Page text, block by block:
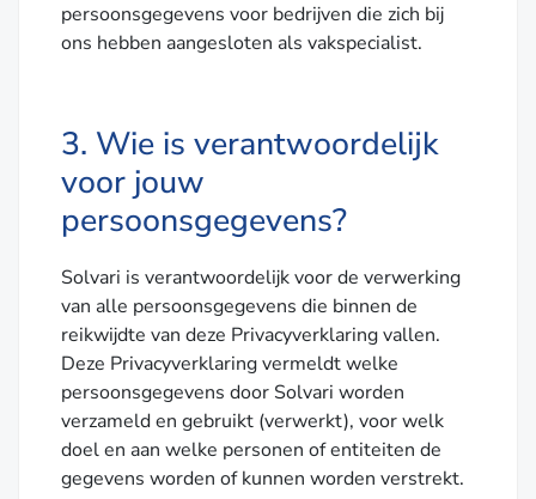
persoonsgegevens voor bedrijven die zich bij
ons hebben aangesloten als vakspecialist.
3. Wie is verantwoordelijk
voor jouw
persoonsgegevens?
Solvari is verantwoordelijk voor de verwerking
van alle persoonsgegevens die binnen de
reikwijdte van deze Privacyverklaring vallen.
Deze Privacyverklaring vermeldt welke
persoonsgegevens door Solvari worden
verzameld en gebruikt (verwerkt), voor welk
doel en aan welke personen of entiteiten de
gegevens worden of kunnen worden verstrekt.